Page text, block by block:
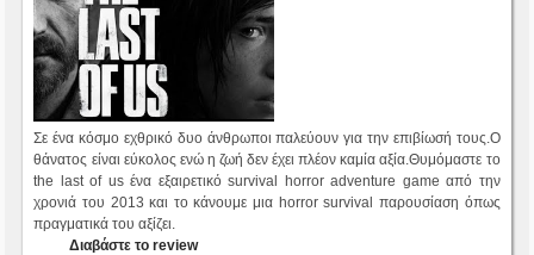
Σε ένα κόσμο εχθρικό δυο άνθρωποι παλεύουν για την επιβίωσή τους.Ο
θάνατος είναι εύκολος ενώ η ζωή δεν έχει πλέον καμία αξία.Θυμόμαστε το
the last of us ένα εξαιρετικό survival horror adventure game από την
χρονιά του 2013 και το κάνουμε μια horror survival παρουσίαση όπως
πραγματικά του αξίζει.
Διαβάστε το review